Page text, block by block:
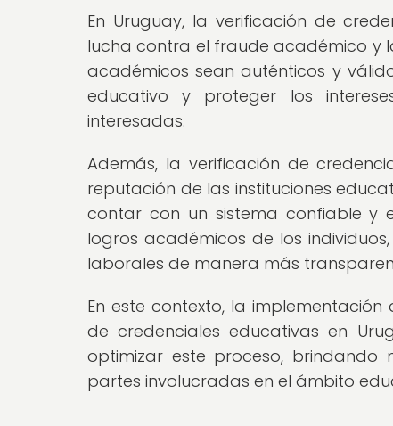
En Uruguay, la verificación de
lucha contra el fraude académico y
académicos sean auténticos y
educativo y proteger los
interesadas.
Además, la verificación de
reputación de las instituciones
contar con un sistema confiable y
logros académicos de los
laborales de manera más
En este contexto, la
de credenciales educativas en
optimizar este proceso,
partes involucradas en el ámbito